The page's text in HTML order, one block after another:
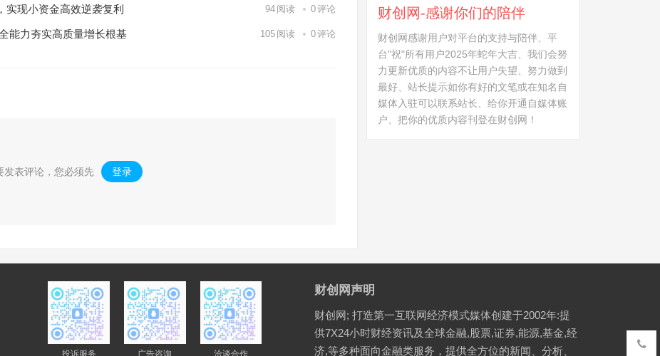
实现小资金高效逆袭复利 94 阅读 0评论
能力夯实高质量增长根基 105 阅读 0评论
发表评论，您必须先 登录 。
财创网-感谢你们的陪伴
财创网感谢用户对平台的支持与陪伴、平
台"祝"所有用户2025年蛇年大吉、我们会努
力更新优质的内容不让用户失望、努力做到
最好、站长提示如你有好的文笔或在知名自
媒体入驻可以联系站长、给你开通自媒体账
户、把你的优质内容刊登在财创网！
投诉服务 广告咨询 洽谈合作
财创网声明
财创网; 打造第一互联网经济模式媒体创建于2002年:提
供7X24小时财经资讯及全球金融,股票,证券,能源,基金,经
济,等多种面向金融类服务，提供全方位的新闻、分析、